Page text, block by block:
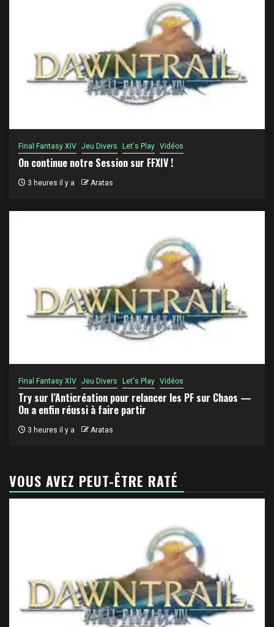
Final Fantasy XIV Jeu Divers Let's Play Vidéos
On continue notre Session sur FFXIV !
3 heures il y a Aratas
Final Fantasy XIV Jeu Divers Let's Play Vidéos
Try sur l’Anticréation pour relancer les PF sur Chaos —
On a enfin réussi à faire partir
3 heures il y a Aratas
VOUS AVEZ PEUT-ÊTRE RATÉ